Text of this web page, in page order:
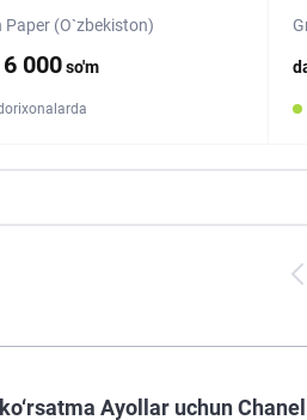
Paper (O`zbekiston)
000so'm
Ayollar uchun